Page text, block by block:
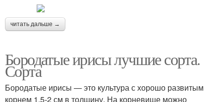
читать дальше →
Бородатые ирисы лучшие сорта.
Сорта
Бородатые ирисы — это культура с хорошо развитым
корнем 1,5-2 см в толщину. На корневище можно